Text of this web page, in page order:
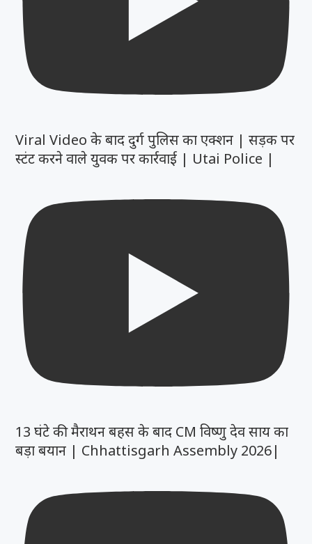
Viral Video के बाद दुर्ग पुलिस का एक्शन | सड़क पर
स्टंट करने वाले युवक पर कार्रवाई | Utai Police |
13 घंटे की मैराथन बहस के बाद CM विष्णु देव साय का
बड़ा बयान | Chhattisgarh Assembly 2026|